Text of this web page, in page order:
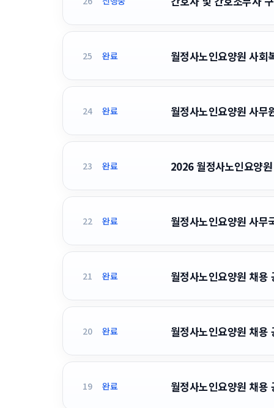
25 완료 월정사노인요양원 사회
24 완료 월정사노인요양원 사무
23 완료 2026 월정사노인요양
22 완료 월정사노인요양원 사무
21 완료 월정사노인요양원 채
20 완료 월정사노인요양원 채
19 완료 월정사노인요양원 채